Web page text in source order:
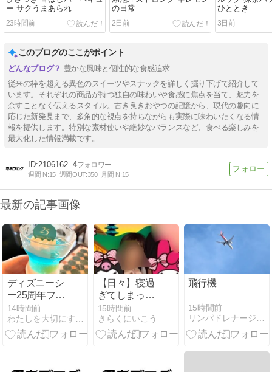
ー サクうまあられ
23時間前
の日常
2日前
ひととき
3日前
このブログのここがポイント
豊かな風味と個性的な食感追求
従来の枠を超える異色のスイーツやスナックを詳しく掘り下げて紹介して
います。それぞれの商品が持つ独自の味わいや食感に焦点を当て、魅力を
余すことなく伝えるスタイル。古き良きおやつの記憶から、現代の趣向に
応じた新発見まで、多角的な視点を持ちながらも実際に味わいたくなる情
報を提供します。特別な素材使いや絶妙なバランスなど、食べる楽しみを
最大化した情報満載です。
2106162 4
週間IN:15 週間OUT:350 月間IN:15
最新の記事画像
ディズニーシ
ー25周年フー
ド｜下調べせ
ず失敗した私
の正直レビュ
14時間前
【日々】寝過
ぎてしまった
１日
15時間前
きらくにいこう
飛行機
15時間前